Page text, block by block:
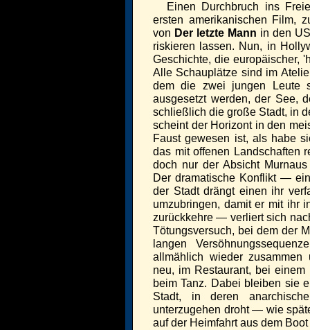
Einen Durchbruch ins
ersten amerikanischen Film,
von Der letzte Mann in den
riskieren lassen. Nun, in
Geschichte, die europäischer,
Alle Schauplätze sind im
dem die zwei jungen Leute
ausgesetzt werden, der See,
schließlich die große Stadt, in
scheint der Horizont in den
Faust gewesen ist, als habe
das mit offenen Landschaften
doch nur der Absicht
Der dramatische Konflikt —
der Stadt drängt einen ihr
umzubringen, damit er mit ihr
zurückkehre — verliert sich
Tötungsversuch, bei dem der
langen
allmählich wieder
neu, im Restaurant, bei
beim Tanz. Dabei bleiben sie
Stadt, in deren
unterzugehen droht — wie
auf der Heimfahrt aus dem Boot